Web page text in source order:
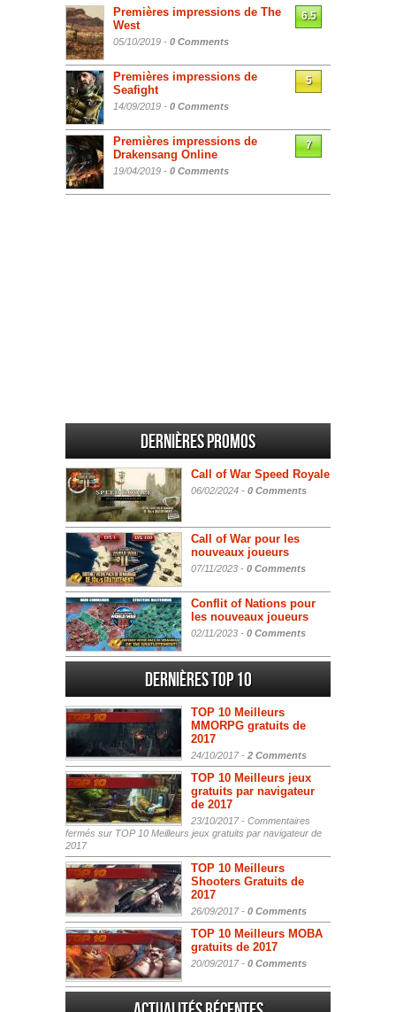
Premières impressions de The
West
05/10/2019 - 0 Comments
6.5
Premières impressions de
Seafight
14/09/2019 - 0 Comments
5
Premières impressions de
Drakensang Online
19/04/2019 - 0 Comments
7
Dernières promos
Call of War Speed Royale
06/02/2024 - 0 Comments
Call of War pour les
nouveaux joueurs
07/11/2023 - 0 Comments
Conflit of Nations pour
les nouveaux joueurs
02/11/2023 - 0 Comments
Dernières Top 10
TOP 10 Meilleurs
MMORPG gratuits de
2017
24/10/2017 - 2 Comments
TOP 10 Meilleurs jeux
gratuits par navigateur
de 2017
23/10/2017 - Commentaires
fermés sur TOP 10 Meilleurs jeux gratuits par navigateur de
2017
TOP 10 Meilleurs
Shooters Gratuits de
2017
26/09/2017 - 0 Comments
TOP 10 Meilleurs MOBA
gratuits de 2017
20/09/2017 - 0 Comments